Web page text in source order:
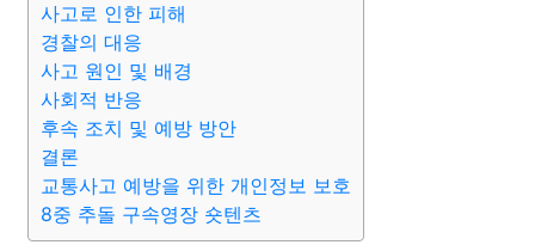
사고로 인한 피해
경찰의 대응
사고 원인 및 배경
사회적 반응
후속 조치 및 예방 방안
결론
교통사고 예방을 위한 개인정보 보호
8중 추돌 구속영장 숏텐츠